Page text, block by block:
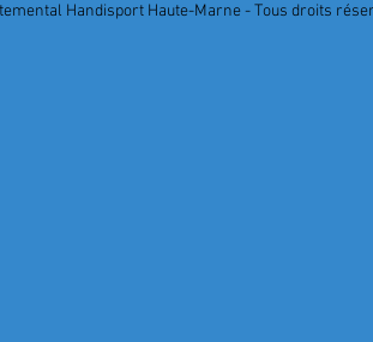
Handisport Haute-Marne - Tous droits